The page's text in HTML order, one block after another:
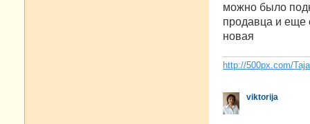
можно было
продавца и еще
новая
http://500px.com/
viktorija